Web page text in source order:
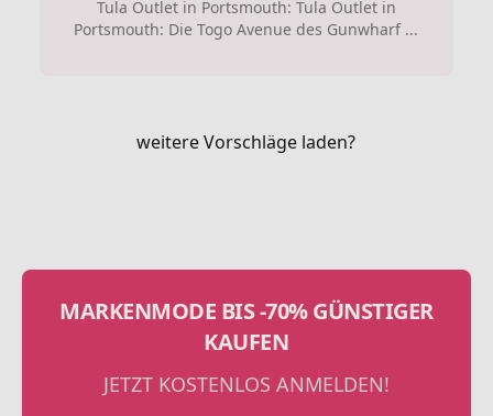
Tula Outlet in Portsmouth: Tula Outlet in
Portsmouth: Die Togo Avenue des Gunwharf ...
weitere Vorschläge laden?
MARKENMODE BIS -70% GÜNSTIGER
KAUFEN
JETZT KOSTENLOS ANMELDEN!